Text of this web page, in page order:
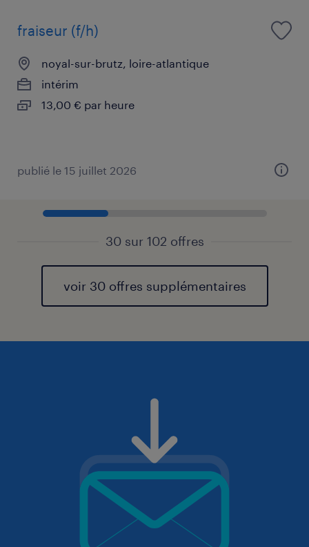
fraiseur (f/h)
noyal-sur-brutz, loire-atlantique
intérim
13,00 € par heure
publié le 15 juillet 2026
30 sur 102 offres
voir 30 offres supplémentaires